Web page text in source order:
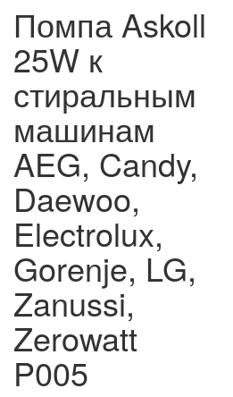
Помпа Askoll
25W к
стиральным
машинам
AEG, Candy,
Daewoo,
Electrolux,
Gorenje, LG,
Zanussi,
Zerowatt
P005